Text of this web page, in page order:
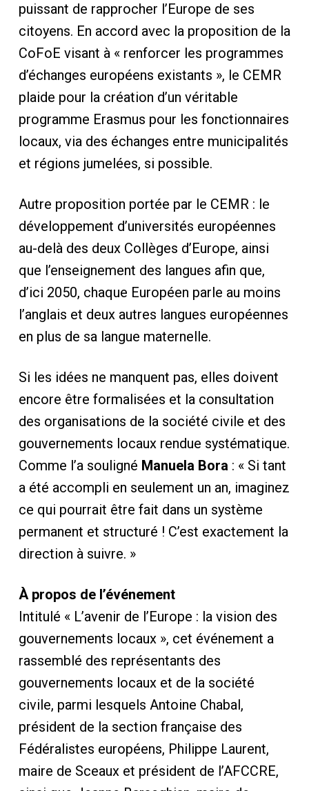
puissant de rapprocher l’Europe de ses
citoyens. En accord avec la proposition de la
CoFoE visant à « renforcer les programmes
d’échanges européens existants », le CEMR
plaide pour la création d’un véritable
programme Erasmus pour les fonctionnaires
locaux, via des échanges entre municipalités
et régions jumelées, si possible.
Autre proposition portée par le CEMR : le
développement d’universités européennes
au-delà des deux Collèges d’Europe, ainsi
que l’enseignement des langues afin que,
d’ici 2050, chaque Européen parle au moins
l’anglais et deux autres langues européennes
en plus de sa langue maternelle.
Si les idées ne manquent pas, elles doivent
encore être formalisées et la consultation
des organisations de la société civile et des
gouvernements locaux rendue systématique.
Comme l’a souligné Manuela Bora : « Si tant
a été accompli en seulement un an, imaginez
ce qui pourrait être fait dans un système
permanent et structuré ! C’est exactement la
direction à suivre. »
À propos de l’événement
Intitulé « L’avenir de l’Europe : la vision des
gouvernements locaux », cet événement a
rassemblé des représentants des
gouvernements locaux et de la société
civile, parmi lesquels Antoine Chabal,
président de la section française des
Fédéralistes européens, Philippe Laurent,
maire de Sceaux et président de l’AFCCRE,